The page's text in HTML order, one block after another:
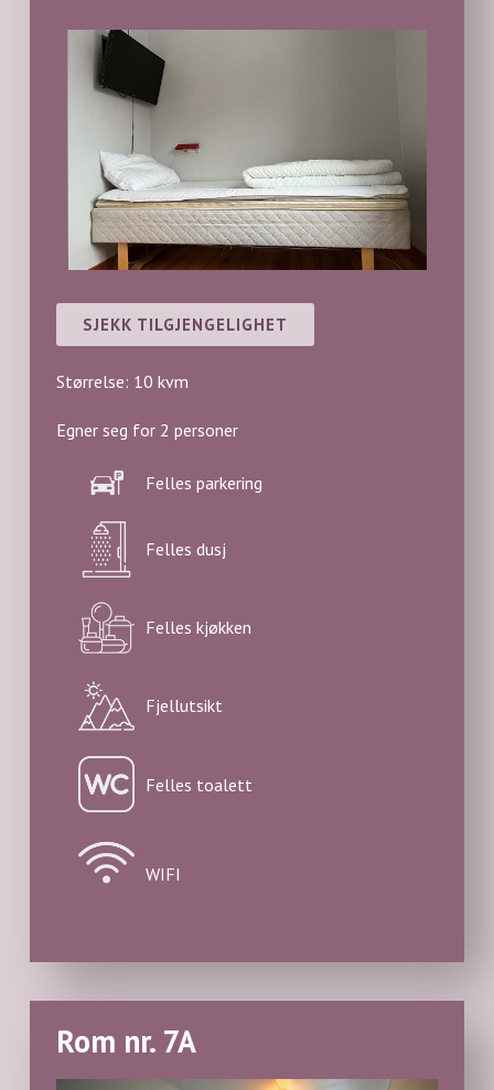
SJEKK TILGJENGELIGHET
Størrelse: 10 kvm
Egner seg for 2 personer
Felles parkering
Felles dusj
Felles kjøkken
Fjellutsikt
Felles toalett
WIFI
Rom nr. 7A